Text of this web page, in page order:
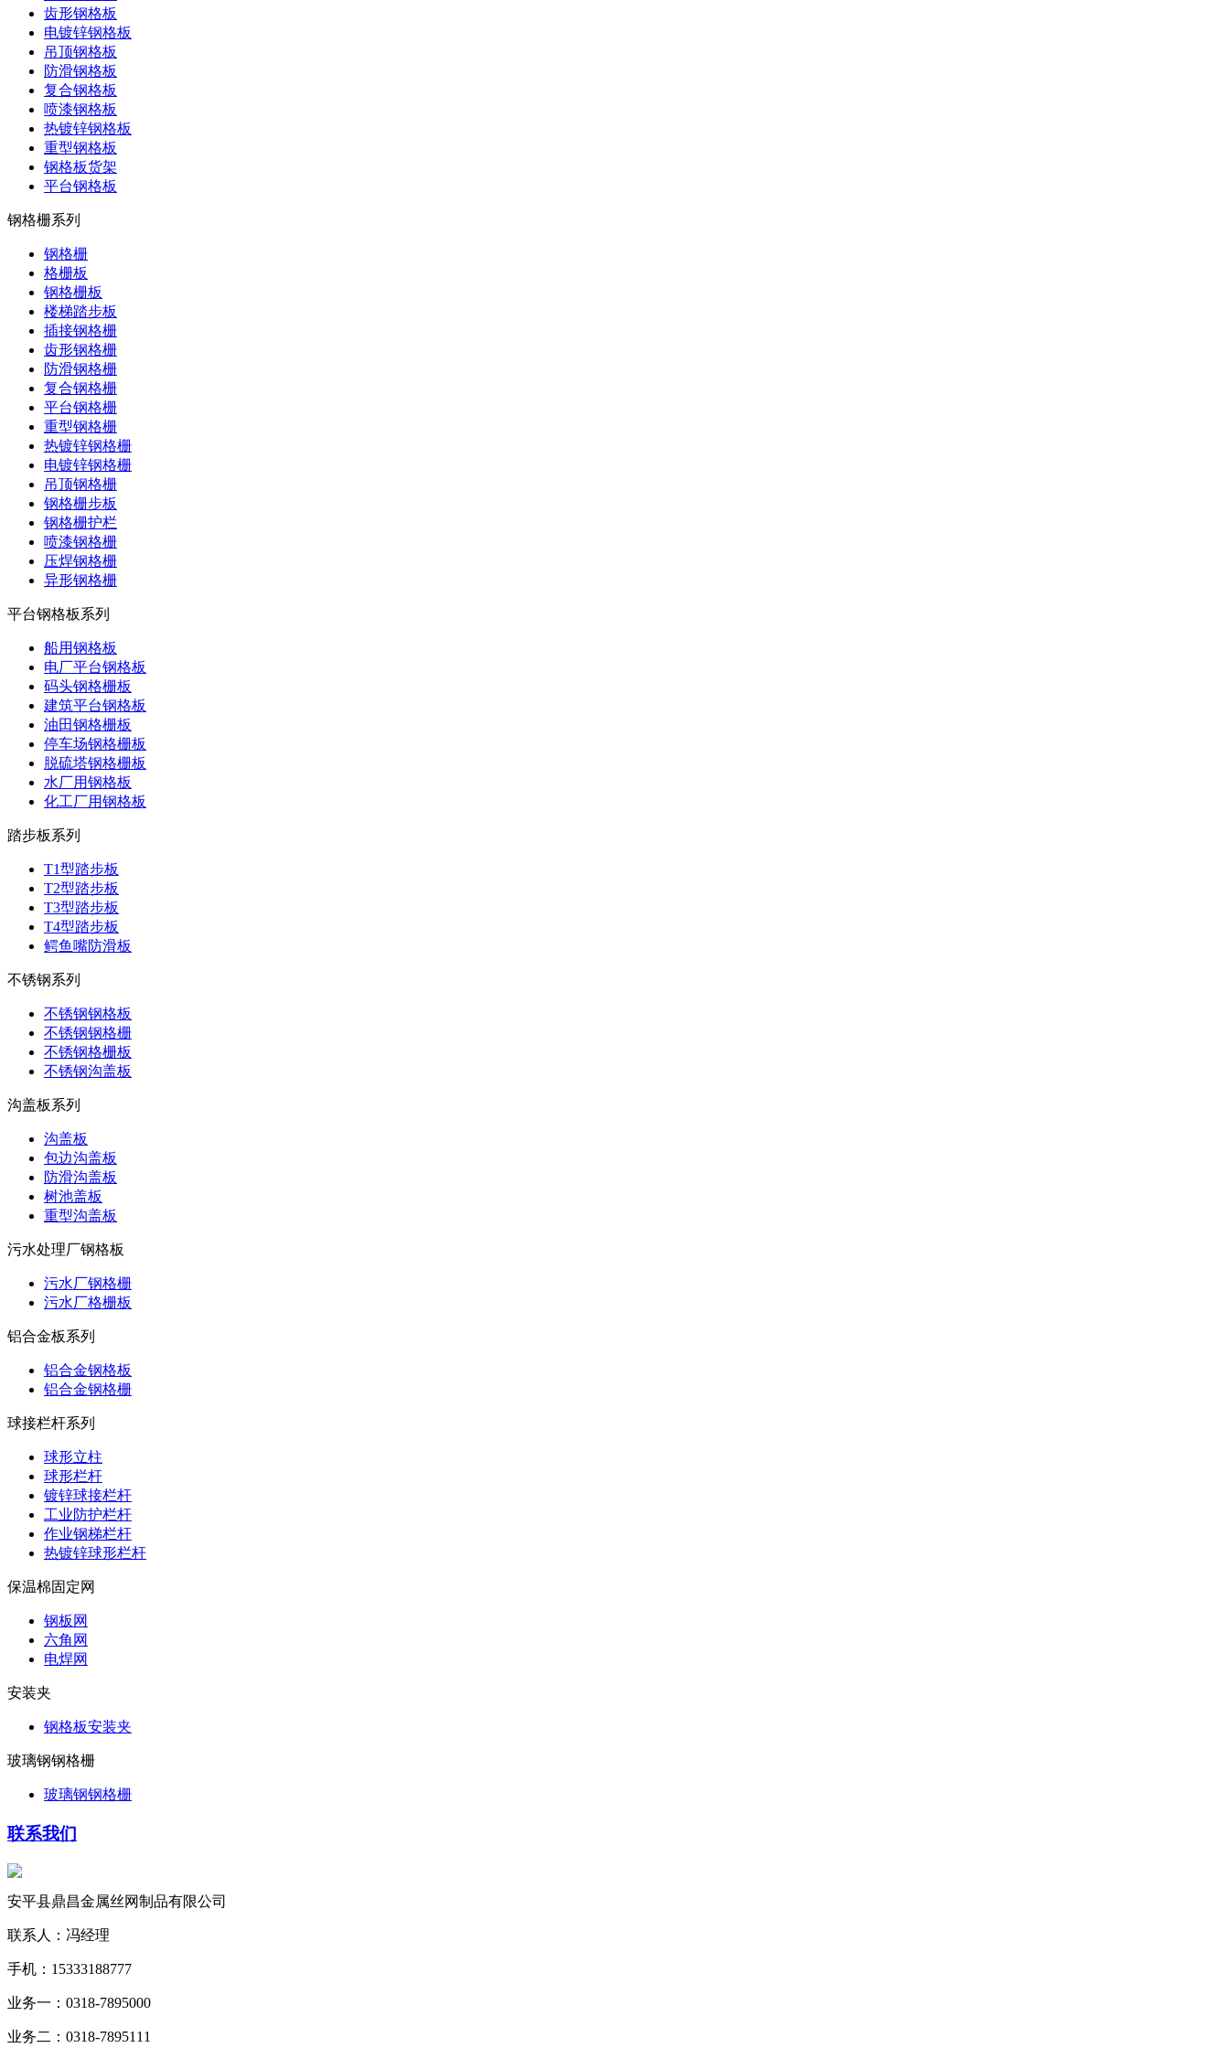
齿形钢格板
电镀锌钢格板
吊顶钢格板
防滑钢格板
复合钢格板
喷漆钢格板
热镀锌钢格板
重型钢格板
钢格板货架
平台钢格板
钢格栅系列
钢格栅
格栅板
钢格栅板
楼梯踏步板
插接钢格栅
齿形钢格栅
防滑钢格栅
复合钢格栅
平台钢格栅
重型钢格栅
热镀锌钢格栅
电镀锌钢格栅
吊顶钢格栅
钢格栅步板
钢格栅护栏
喷漆钢格栅
压焊钢格栅
异形钢格栅
平台钢格板系列
船用钢格板
电厂平台钢格板
码头钢格栅板
建筑平台钢格板
油田钢格栅板
停车场钢格栅板
脱硫塔钢格栅板
水厂用钢格板
化工厂用钢格板
踏步板系列
T1型踏步板
T2型踏步板
T3型踏步板
T4型踏步板
鳄鱼嘴防滑板
不锈钢系列
不锈钢钢格板
不锈钢钢格栅
不锈钢格栅板
不锈钢沟盖板
沟盖板系列
沟盖板
包边沟盖板
防滑沟盖板
树池盖板
重型沟盖板
污水处理厂钢格板
污水厂钢格栅
污水厂格栅板
铝合金板系列
铝合金钢格板
铝合金钢格栅
球接栏杆系列
球形立柱
球形栏杆
镀锌球接栏杆
工业防护栏杆
作业钢梯栏杆
热镀锌球形栏杆
保温棉固定网
钢板网
六角网
电焊网
安装夹
钢格板安装夹
玻璃钢钢格栅
玻璃钢钢格栅
联系我们
安平县鼎昌金属丝网制品有限公司
联系人：冯经理
手机：15333188777
业务一：0318-7895000
业务二：0318-7895111